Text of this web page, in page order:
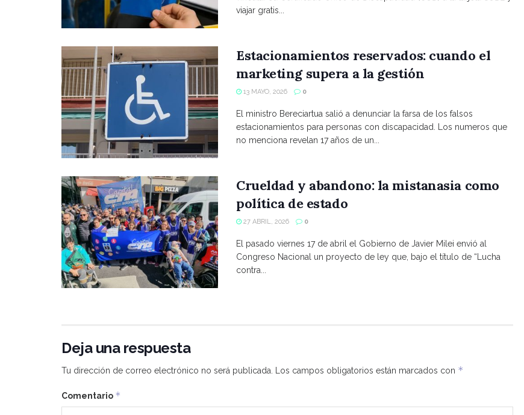
viajar gratis...
Estacionamientos reservados: cuando el
marketing supera a la gestión
13 MAYO, 2026 0
El ministro Bereciartua salió a denunciar la farsa de los falsos
estacionamientos para personas con discapacidad. Los numeros que
no menciona revelan 17 años de un...
Crueldad y abandono: la mistanasia como
política de estado
27 ABRIL, 2026 0
El pasado viernes 17 de abril el Gobierno de Javier Milei envió al
Congreso Nacional un proyecto de ley que, bajo el título de “Lucha
contra...
Deja una respuesta
Tu dirección de correo electrónico no será publicada. Los campos obligatorios están marcados con *
Comentario *